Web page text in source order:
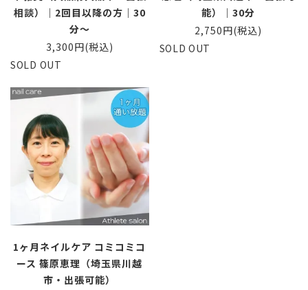
相談）｜2回目以降の方｜30
分〜
3,300円(税込)
SOLD OUT
能）｜30分
2,750円(税込)
SOLD OUT
1ヶ月ネイルケア コミコミコ
ース 篠原恵理（埼玉県川越
市・出張可能）